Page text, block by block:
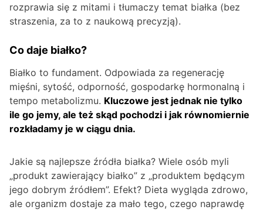
rozprawia się z mitami i tłumaczy temat białka (bez
straszenia, za to z naukową precyzją).
Co daje białko?
Białko to fundament. Odpowiada za regenerację
mięśni, sytość, odporność, gospodarkę hormonalną i
tempo metabolizmu. Kluczowe jest jednak nie tylko
ile go jemy, ale też skąd pochodzi i jak równomiernie
rozkładamy je w ciągu dnia.
Jakie są najlepsze źródła białka? Wiele osób myli
„produkt zawierający białko” z „produktem będącym
jego dobrym źródłem”. Efekt? Dieta wygląda zdrowo,
ale organizm dostaje za mało tego, czego naprawdę